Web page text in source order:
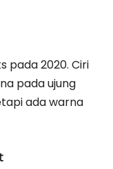
pada 2020. Ciri
pada ujung
ada warna